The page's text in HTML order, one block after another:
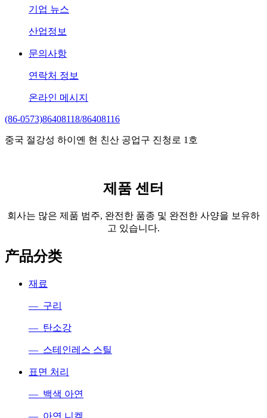
기업 뉴스
산업정보
문의사항
연락처 정보
온라인 메시지
(86-0573)86408118/86408116
중국 절강성 하이옌 현 친산 공업구 진청로 1호
제품 센터
회사는 많은 제품 범주, 완전한 품종 및 완전한 사양을 보유하
고 있습니다.
产品分类
재료
— 구리
— 탄소강
— 스테인레스 스틸
표면 처리
— 백색 아연
— 아연 니켈